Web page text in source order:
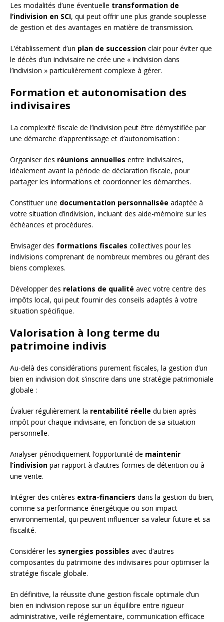
Les modalités d’une éventuelle transformation de
l’indivision en SCI, qui peut offrir une plus grande souplesse
de gestion et des avantages en matière de transmission.
L’établissement d’un plan de succession clair pour éviter que
le décès d’un indivisaire ne crée une « indivision dans
l’indivision » particulièrement complexe à gérer.
Formation et autonomisation des
indivisaires
La complexité fiscale de l’indivision peut être démystifiée par
une démarche d’apprentissage et d’autonomisation :
Organiser des réunions annuelles entre indivisaires,
idéalement avant la période de déclaration fiscale, pour
partager les informations et coordonner les démarches.
Constituer une documentation personnalisée adaptée à
votre situation d’indivision, incluant des aide-mémoire sur les
échéances et procédures.
Envisager des formations fiscales collectives pour les
indivisions comprenant de nombreux membres ou gérant des
biens complexes.
Développer des relations de qualité avec votre centre des
impôts local, qui peut fournir des conseils adaptés à votre
situation spécifique.
Valorisation à long terme du
patrimoine indivis
Au-delà des considérations purement fiscales, la gestion d’un
bien en indivision doit s’inscrire dans une stratégie patrimoniale
globale :
Évaluer régulièrement la rentabilité réelle du bien après
impôt pour chaque indivisaire, en fonction de sa situation
personnelle.
Analyser périodiquement l’opportunité de maintenir
l’indivision par rapport à d’autres formes de détention ou à
une vente.
Intégrer des critères extra-financiers dans la gestion du bien,
comme sa performance énergétique ou son impact
environnemental, qui peuvent influencer sa valeur future et sa
fiscalité.
Considérer les synergies possibles avec d’autres
composantes du patrimoine des indivisaires pour optimiser la
stratégie fiscale globale.
En définitive, la réussite d’une gestion fiscale optimale d’un
bien en indivision repose sur un équilibre entre rigueur
administrative, veille réglementaire, communication efficace